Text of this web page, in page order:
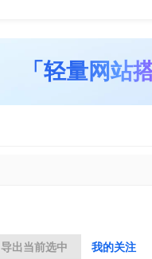
「轻量网站
导出当前选中 我的关注